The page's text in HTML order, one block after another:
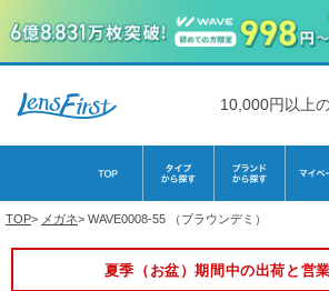
10,000円以上
TOP> メガネ> WAVE0008-55 （ブラウンデミ）
夏季（お盆）期間中の出荷と営